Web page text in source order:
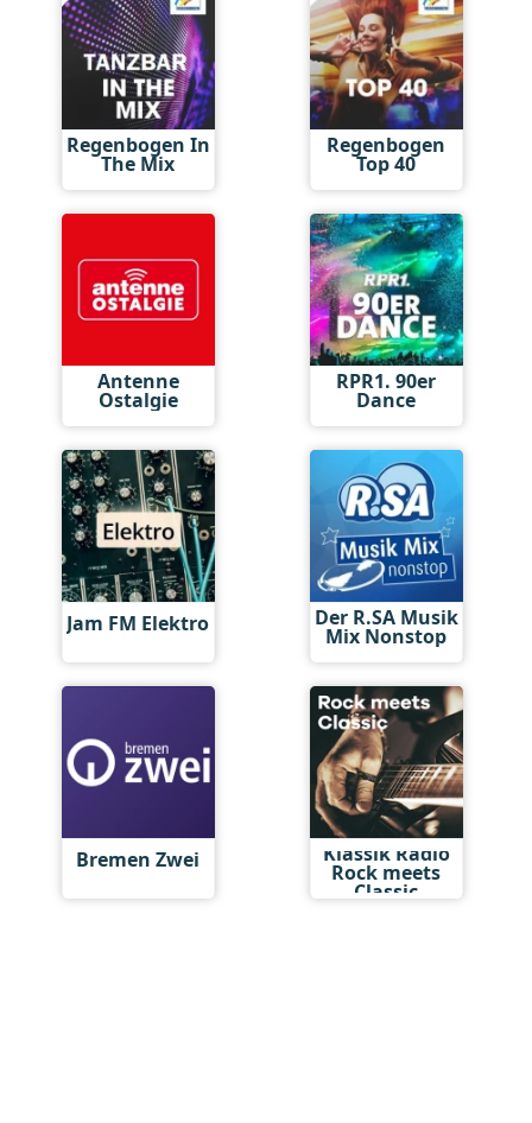
Regenbogen In
The Mix
Regenbogen
Top 40
Antenne
Ostalgie
RPR1. 90er
Dance
Jam FM Elektro Der R.SA Musik
Mix Nonstop
Bremen Zwei Klassik Radio
Rock meets
Classic